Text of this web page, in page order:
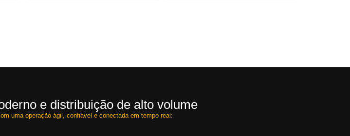
e distribuição de alto volume
uma operação ágil, confiável e conectada em tempo real: